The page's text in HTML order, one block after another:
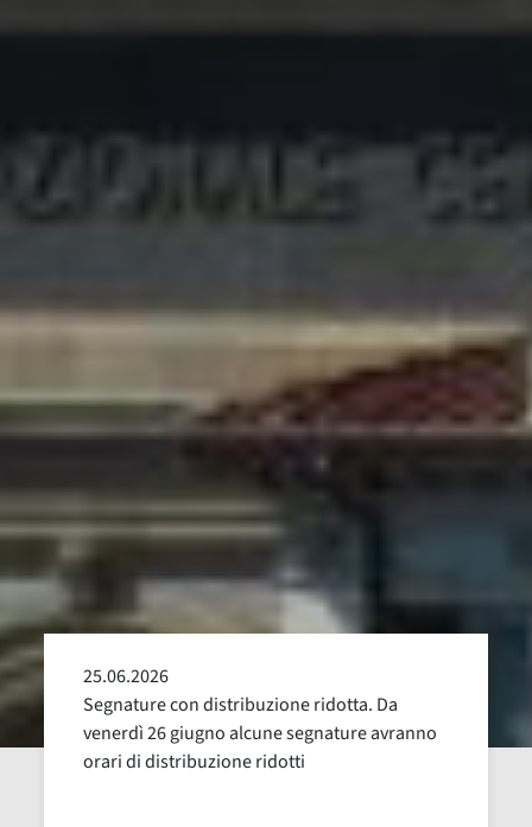
25.06.2026
Segnature con distribuzione ridotta. Da
venerdì 26 giugno alcune segnature avranno
orari di distribuzione ridotti